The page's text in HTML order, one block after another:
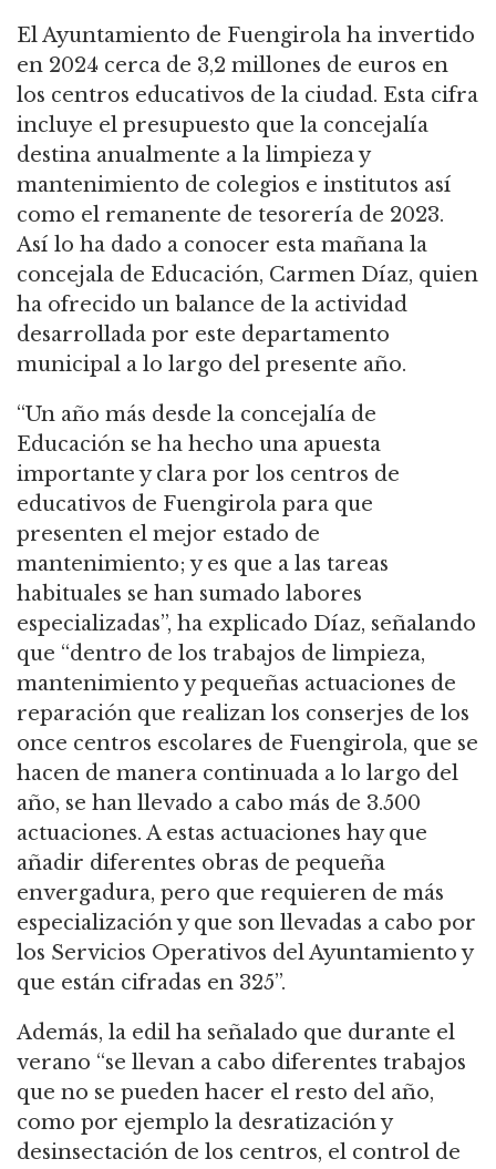
El Ayuntamiento de Fuengirola ha invertido
en 2024 cerca de 3,2 millones de euros en
los centros educativos de la ciudad. Esta cifra
incluye el presupuesto que la concejalía
destina anualmente a la limpieza y
mantenimiento de colegios e institutos así
como el remanente de tesorería de 2023.
Así lo ha dado a conocer esta mañana la
concejala de Educación, Carmen Díaz, quien
ha ofrecido un balance de la actividad
desarrollada por este departamento
municipal a lo largo del presente año.
“Un año más desde la concejalía de
Educación se ha hecho una apuesta
importante y clara por los centros de
educativos de Fuengirola para que
presenten el mejor estado de
mantenimiento; y es que a las tareas
habituales se han sumado labores
especializadas”, ha explicado Díaz, señalando
que “dentro de los trabajos de limpieza,
mantenimiento y pequeñas actuaciones de
reparación que realizan los conserjes de los
once centros escolares de Fuengirola, que se
hacen de manera continuada a lo largo del
año, se han llevado a cabo más de 3.500
actuaciones. A estas actuaciones hay que
añadir diferentes obras de pequeña
envergadura, pero que requieren de más
especialización y que son llevadas a cabo por
los Servicios Operativos del Ayuntamiento y
que están cifradas en 325”.
Además, la edil ha señalado que durante el
verano “se llevan a cabo diferentes trabajos
que no se pueden hacer el resto del año,
como por ejemplo la desratización y
desinsectación de los centros, el control de